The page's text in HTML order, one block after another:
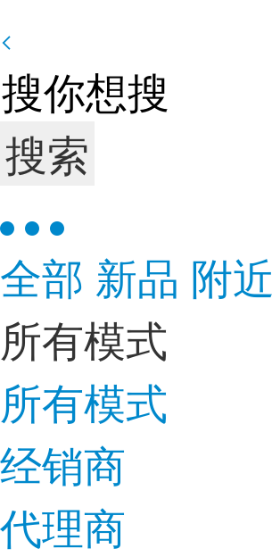
搜索
全部 新品 附近
所有模式
所有模式
经销商
代理商